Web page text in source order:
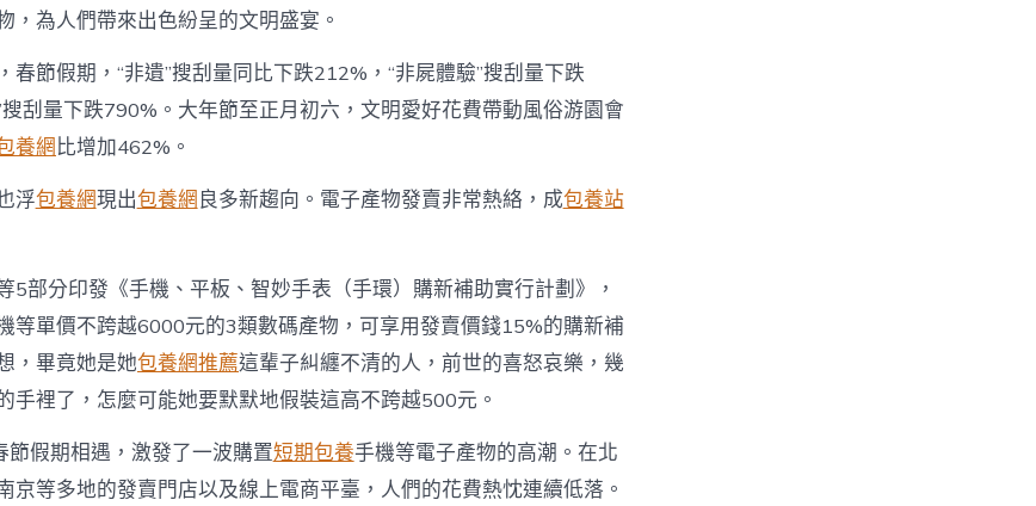
，為人們帶來出色紛呈的文明盛宴。
春節假期，“非遺”搜刮量同比下跌212%，“非屍體驗”搜刮量下跌
刮量下跌790%。大年節至正月初六，文明愛好花費帶動風俗游園會
養網比增加462%。
浮包養網現出包養網良多新趨向。電子產物發賣非常熱絡，成包養站
5部分印發《手機、平板、智妙手表（手環）購新補助實行計劃》，
等單價不跨越6000元的3類數碼產物，可享用發賣價錢15%的購新補
，畢竟她是她包養網推薦這輩子糾纏不清的人，前世的喜怒哀樂，幾
手裡了，怎麼可能她要默默地假裝這高不跨越500元。
節假期相遇，激發了一波購置短期包養手機等電子產物的高潮。在北
京等多地的發賣門店以及線上電商平臺，人們的花費熱忱連續低落。